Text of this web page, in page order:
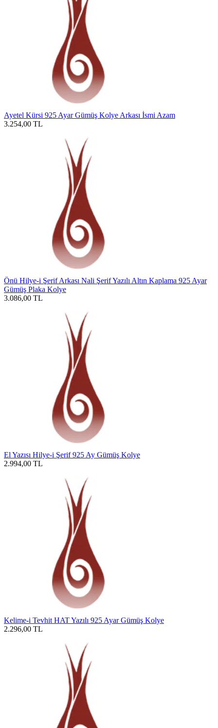
Ayetel Kürsi 925 Ayar Gümüş Kolye Arkası İsmi Azam
3.254,00 TL
Önü Hilye-i Şerif Arkası Nali Şerif Yazılı Altın Kaplama 925 Ayar
Gümüş Plaka Kolye
3.086,00 TL
El Yazısı Hilye-i Şerif 925 Ay Gümüş Kolye
2.994,00 TL
Kelime-i Tevhit HAT Yazılı 925 Ayar Gümüş Kolye
2.296,00 TL